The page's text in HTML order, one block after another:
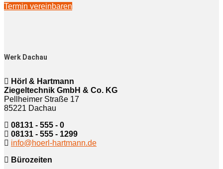
Termin vereinbaren
Werk Dachau
Hörl & Hartmann
Ziegeltechnik GmbH & Co. KG
Pellheimer Straße 17
85221 Dachau
08131 - 555 - 0
08131 - 555 - 1299
info@hoerl-hartmann.de
Bürozeiten